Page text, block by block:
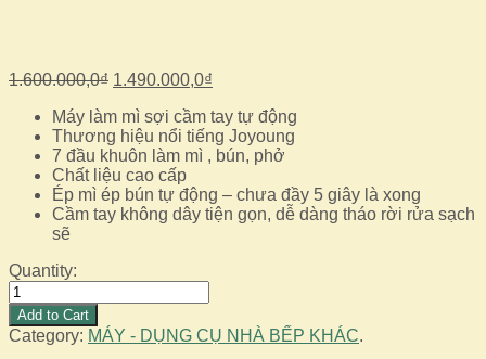
1.600.000,0₫ Giá
là:
1.600.000,0₫.
1.490.000,0₫
tại
là:
1.490.000,0₫.
Máy làm mì sợi cầm tay tự động
Thương hiệu nổi tiếng Joyoung
7 đầu khuôn làm mì , bún, phở
Chất liệu cao cấp
Ép mì ép bún tự động – chưa đầy 5 giây là xong
Cầm tay không dây tiện gọn, dễ dàng tháo rời rửa sạch
sẽ
Quantity:
Máy
làm
mì
sợi
Add to Cart
Category: MÁY - DỤNG CỤ NHÀ BẾP KHÁC.